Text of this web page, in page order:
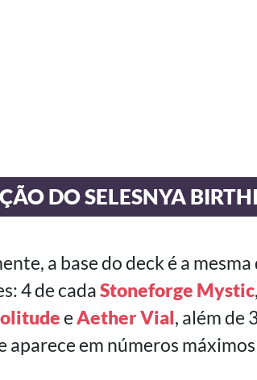
DO SELESNYA
a base do deck é a
4 de cadaStoneforge Mystic,
eAether Vial, além de
aparece em números